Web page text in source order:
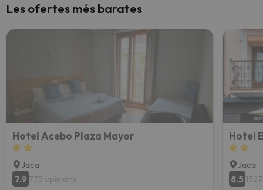
Les ofertes més barates
Hotel Acebo Plaza Mayor
Jaca
7.9 775 opinions
Hotel
Jaca
8.5